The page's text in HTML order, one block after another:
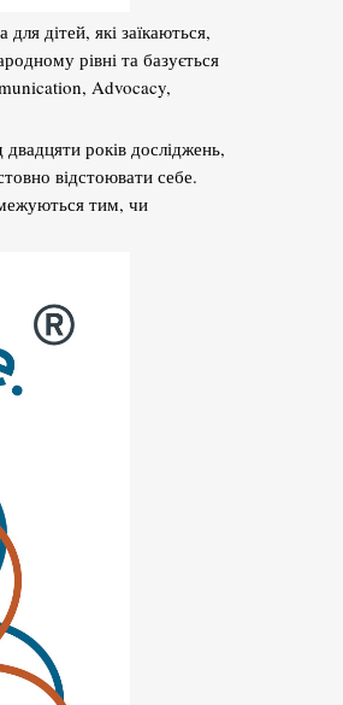
дітей, які заїкаються,
рівні та базується
Advocacy,
років досліджень,
відстоювати себе.
тим, чи